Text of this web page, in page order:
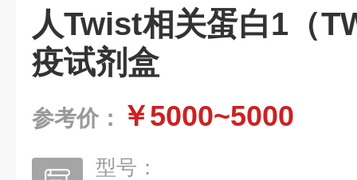
人Twist相关蛋白1（
疫试剂盒
参考价： ￥5000~5000
型号：